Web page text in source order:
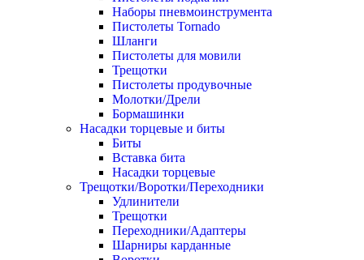
Наборы пневмоинструмента
Пистолеты Tornado
Шланги
Пистолеты для мовили
Трещотки
Пистолеты продувочные
Молотки/Дрели
Бормашинки
Насадки торцевые и биты
Биты
Вставка бита
Насадки торцевые
Трещотки/Воротки/Переходники
Удлинители
Трещотки
Переходники/Адаптеры
Шарниры карданные